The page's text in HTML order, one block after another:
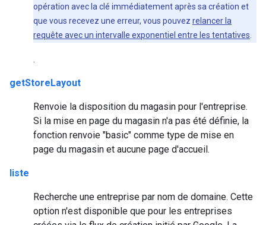
opération avec la clé immédiatement après sa création et
que vous recevez une erreur, vous pouvez relancer la
requête avec un intervalle exponentiel entre les tentatives
.
getStoreLayout
Renvoie la disposition du magasin pour l'entreprise.
Si la mise en page du magasin n'a pas été définie, la
fonction renvoie "basic" comme type de mise en
page du magasin et aucune page d'accueil.
liste
Recherche une entreprise par nom de domaine. Cette
option n'est disponible que pour les entreprises